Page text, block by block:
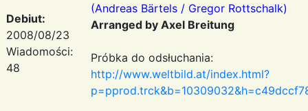
Debiut:
2008/08/23
Wiadomości:
48
(Andreas Bärtels / Gregor Rottschalk)
Arranged by Axel Breitung
Próbka do odsłuchania:
http://www.weltbild.at/index.html?